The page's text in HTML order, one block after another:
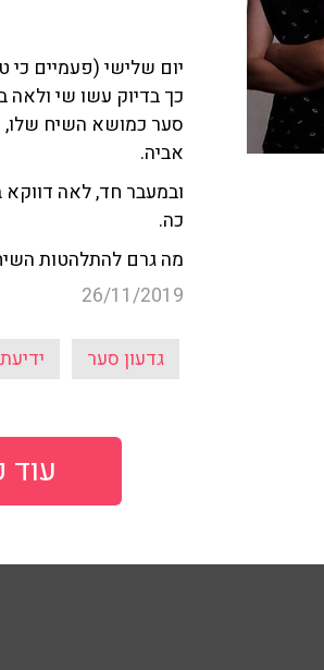
יום שלישי (פעמיים כי
כך בדיוק עשו שי
סער כמושא השיח שלו,
אביה.
כה.
מה גרם להתלהטות
26/11/2019
גדעון סער